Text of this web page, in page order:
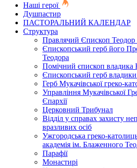
Наші герої
Душпастир
ПАСТОРАЛЬНИЙ КАЛЕНДАР
Структура
Правлячий Єпископ
Єпископський герб його
Теодора
Помічний єпископ владика
Єпископський герб
Герб Мукачівської греко-
Управління Мукачівської
Єпархії
Церковний Трибунал
Відділ у справах захисту
вразливих осіб
Ужгородська греко-
академія ім. Блаженного
Парафії
Монастирі